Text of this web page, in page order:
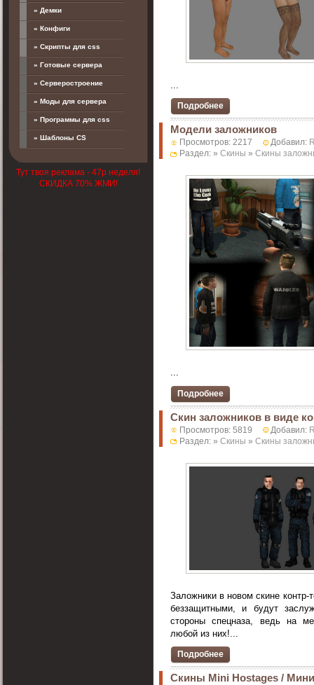
Подробнее
Модели заложников
Просмотров: 2217 Добавил:
Раздел: » Скины » Скины
...
Подробнее
Скин заложников в виде
Просмотров: 5819 Добавил:
Раздел: » Скины » Скины
Заложники в новом скине контр-
беззащитными, и будут
стороны спецназа, ведь на
любой из них!...
Подробнее
Скины Mini Hostages /
» Демки
» Конфиги
» Скрипты для css
» Готовые сервера
» Серверостроение
» Моды для сервера
» Программы для css
» Шаблоны CS
Тут твоя реклама - 47р неделя!
СКИДКА 70% ЖМИ!